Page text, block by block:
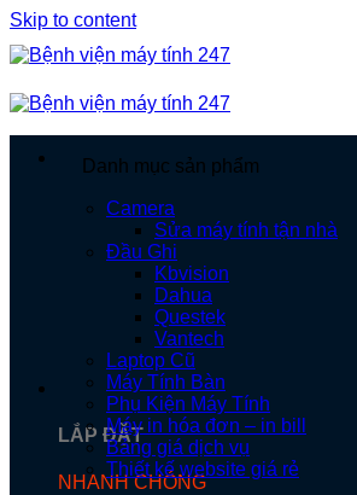
Skip to content
LẮP ĐẶT
NHANH CHÓNG
Danh mục sản phẩm
Camera
Sửa máy tính tận nhà
Đầu Ghi
Kbvision
Dahua
Questek
Vantech
Laptop Cũ
Máy Tính Bàn
Phụ Kiện Máy Tính
Máy in hóa đơn – in bill
Bảng giá dịch vụ
Thiết kế website giá rẻ